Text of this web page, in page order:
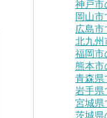
神戸市
岡山
広島
北九州
福岡市
熊本市
青森県
岩手県
宮城県
茨城県